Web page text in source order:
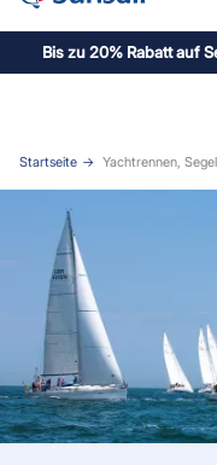
Bis zu 20% Rabatt auf
Startseite Yachtrennen,